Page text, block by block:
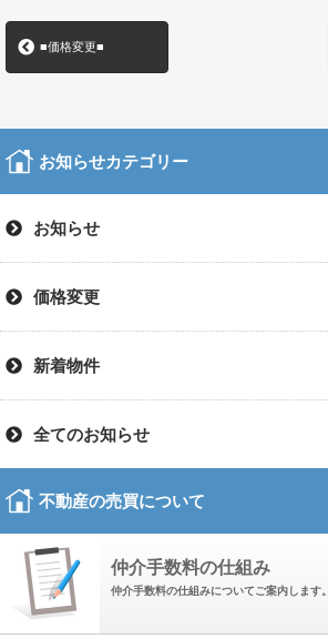
■価格変更■
お知らせカテゴリー
お知らせ
価格変更
新着物件
全てのお知らせ
不動産の売買について
仲介手数料の仕組み
仲介手数料の仕組みについてご案内します。